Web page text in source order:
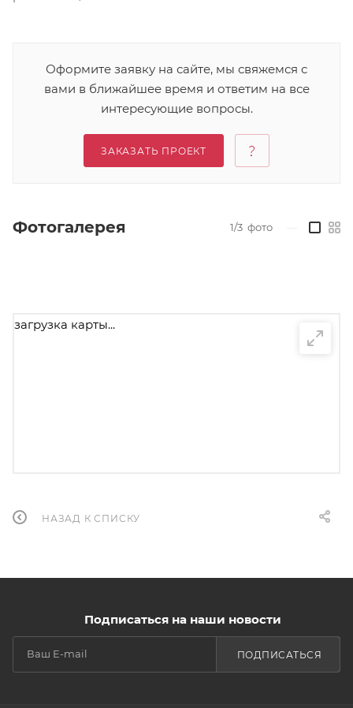
Оформите заявку на сайте, мы свяжемся с
вами в ближайшее время и ответим на все
интересующие вопросы.
ЗАКАЗАТЬ ПРОЕКТ
Фотогалерея 1/3 фото
загрузка карты...
НАЗАД К СПИСКУ
Подписаться на наши новости
ПОДПИСАТЬСЯ